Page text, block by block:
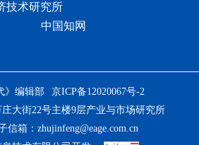
技术研究所
中国知网
》编辑部
京ICP备12020067号-2
大街22号主楼9层产业与市场研究所
信箱： zhujinfeng@eage.com.cn